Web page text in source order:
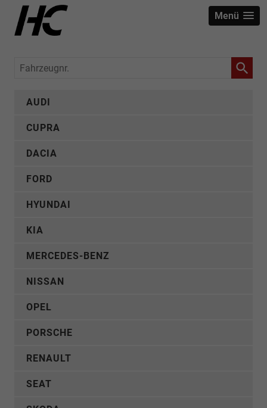
Menü
Fahrzeugnr.
AUDI
CUPRA
DACIA
FORD
HYUNDAI
KIA
MERCEDES-BENZ
NISSAN
OPEL
PORSCHE
RENAULT
SEAT